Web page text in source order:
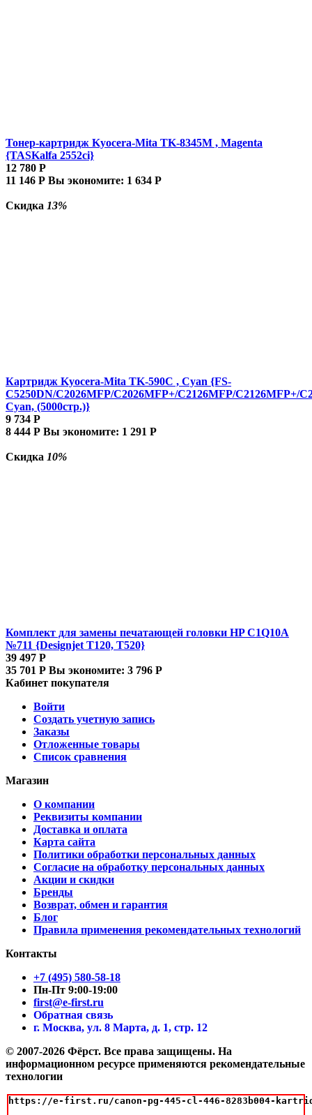
Тонер-картридж Kyocera-Mita TK-8345M , Magenta
{TASKalfa 2552ci}
12 780 Р
11 146 Р Вы экономите: 1 634 Р
Скидка 13%
Картридж Kyocera-Mita TK-590C , Cyan {FS-
C5250DN/C2026MFP/C2026MFP+/C2126MFP/C2126MFP+/
Cyan, (5000стр.)}
9 734 Р
8 444 Р Вы экономите: 1 291 Р
Скидка 10%
Комплект для замены печатающей головки HP C1Q10A
№711 {Designjet T120, T520}
39 497 Р
35 701 Р Вы экономите: 3 796 Р
Кабинет покупателя
Войти
Создать учетную запись
Заказы
Отложенные товары
Список сравнения
Магазин
О компании
Реквизиты компании
Доставка и оплата
Карта сайта
Политики обработки персональных данных
Согласие на обработку персональных данных
Акции и скидки
Бренды
Возврат, обмен и гарантия
Блог
Правила применения рекомендательных технологий
Контакты
+7 (495) 580-58-18
Пн-Пт 9:00-19:00
first@e-first.ru
Обратная связь
г. Москва, ул. 8 Марта, д. 1, стр. 12
© 2007-2026 Фёрст. Все права защищены. На
информационном ресурсе применяются рекомендательные
технологии
https://e-first.ru/canon-pg-445-cl-446-8283b004-